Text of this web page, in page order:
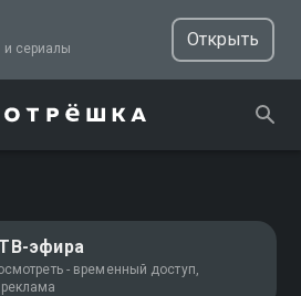
ТВ, фильмы и сериалы
Открыть
эфира
- временный доступ,